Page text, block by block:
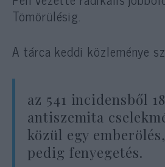
Tömörülésig.
A tárca keddi közleménye
az 541 incidensből
antiszemita
közül egy
pedig fenyegetés.